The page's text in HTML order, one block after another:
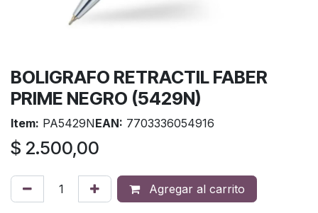
BOLIGRAFO RETRACTIL FABER
PRIME NEGRO (5429N)
Item: PA5429NEAN: 7703336054916
$ 2.500,00
Agregar al carrito